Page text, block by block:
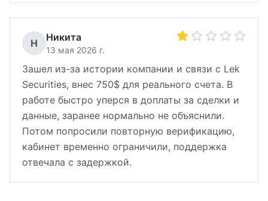
Н Никита
13 мая 2026 г.
Зашел из-за истории компании и связи с Lek
Securities, внес 750$ для реального счета. В
работе быстро уперся в доплаты за сделки и
данные, заранее нормально не объяснили.
Потом попросили повторную верификацию,
кабинет временно ограничили, поддержка
отвечала с задержкой.